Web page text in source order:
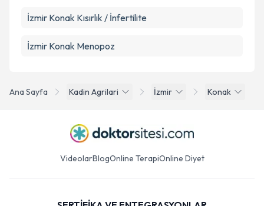
Ana Sayfa Kadin Agrilari İzmir Konak
İzmir Konak Kısırlık / İnfertilite
İzmir Konak Menopoz
VideolarBlogOnline TerapiOnline Diyet